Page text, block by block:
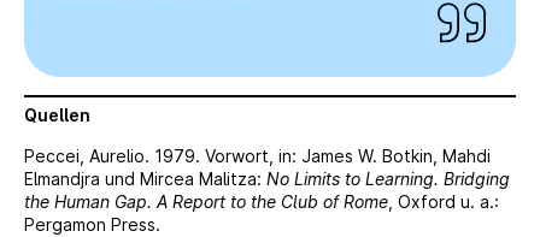
Quellen
Peccei, Aurelio. 1979. Vorwort, in: James W. Botkin, Mahdi
Elmandjra und Mircea Malitza: No Limits to Learning. Bridging
the Human Gap. A Report to the Club of Rome , Oxford u. a.:
Pergamon Press.